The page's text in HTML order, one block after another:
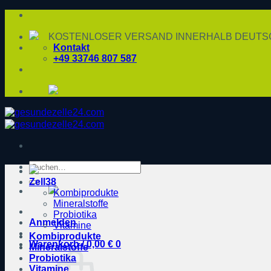
Zum
springen KOSTENLOSER VERSAND INNERHALB
Kontakt
+49 33746 807 587
Suche
nach:
Anmelden
Warenkorb /0,00 € 0
Zell38
Kombiprodukte
Mineralstoffe
Probiotika
Vitamine
Kombiprodukte
Mineralstoffe
Probiotika
Vitamine